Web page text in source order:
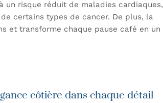
un risque réduit de maladies cardiaques,
certains types de cancer. De plus, la
et transforme chaque pause café en un
côtière dans chaque détail